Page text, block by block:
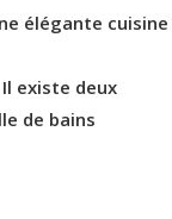
élégante cuisine
existe deux
de bains